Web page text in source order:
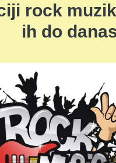
rock
ih do